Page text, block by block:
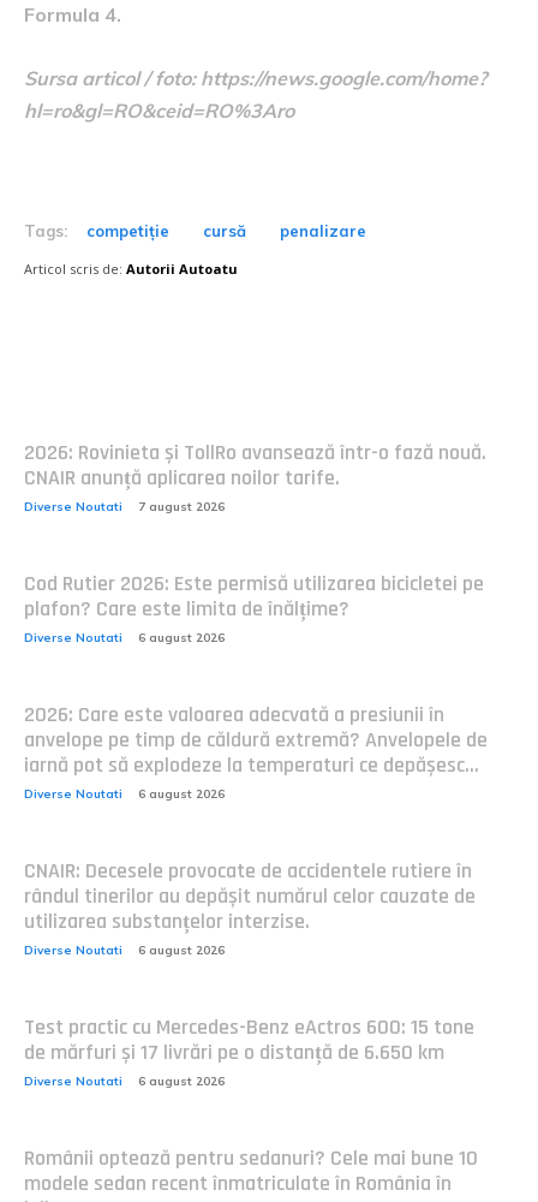
Formula 4.
Sursa articol / foto: https://news.google.com/home?
hl=ro&gl=RO&ceid=RO%3Aro
Tags: competiție cursă penalizare
Articol scris de: Autorii Autoatu
2026: Rovinieta și TollRo avansează într-o fază nouă.
CNAIR anunță aplicarea noilor tarife.
Diverse Noutati 7 august 2026
Cod Rutier 2026: Este permisă utilizarea bicicletei pe
plafon? Care este limita de înălțime?
Diverse Noutati 6 august 2026
2026: Care este valoarea adecvată a presiunii în
anvelope pe timp de căldură extremă? Anvelopele de
iarnă pot să explodeze la temperaturi ce depășesc...
Diverse Noutati 6 august 2026
CNAIR: Decesele provocate de accidentele rutiere în
rândul tinerilor au depășit numărul celor cauzate de
utilizarea substanțelor interzise.
Diverse Noutati 6 august 2026
Test practic cu Mercedes-Benz eActros 600: 15 tone
de mărfuri și 17 livrări pe o distanță de 6.650 km
Diverse Noutati 6 august 2026
Românii optează pentru sedanuri? Cele mai bune 10
modele sedan recent înmatriculate în România în